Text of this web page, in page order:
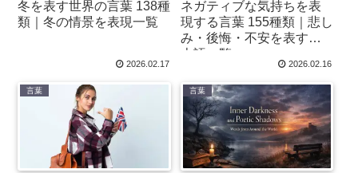
冬を表す世界の言葉 138種
類｜冬の情景を表現一覧
2026.02.17
ネガティブな気持ちを表
現する言葉 155種類｜悲し
み・後悔・不安を表す日
本語一覧
2026.02.16
言葉 言葉